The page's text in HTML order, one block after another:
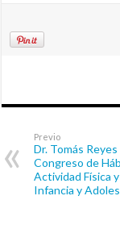
Previo
Dr. Tomás
Congreso de
Actividad Física
Infancia y